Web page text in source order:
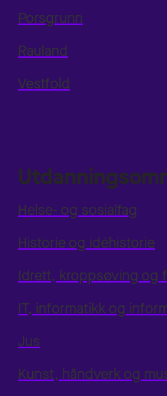
Porsgrunn
Rauland
Vestfold
Helse- og sosialfag
Historie og idéhistorie
Idrett, kroppsøving og
IT, informatikk og
Jus
Kunst, håndverk og